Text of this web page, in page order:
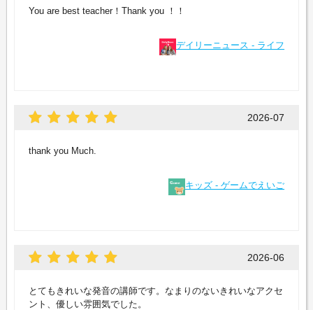
You are best teacher！Thank you ！！
デイリーニュース - ライフ
2026-07
thank you Much.
キッズ - ゲームでえいご
2026-06
とてもきれいな発音の講師です。なまりのないきれいなアクセ
ント、優しい雰囲気でした。